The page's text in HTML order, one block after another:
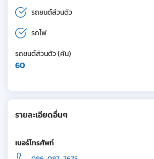
รถยนต์ส่วนตัว
รถไฟ
รถยนต์ส่วนตัว (คัน)
60
รายละเอียดอื่นๆ
เบอร์โทรศัพท์